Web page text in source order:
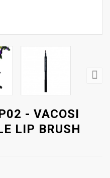
- VACOSI
LIP BRUSH